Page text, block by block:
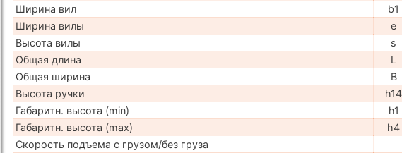
Ширина вил
b1
Ширина вилы
e
Высота вилы
s
Общая длина
L
Общая ширина
B
Высота ручки
h14
Габаритн. высота (min)
h1
Габаритн. высота (max)
h4
Скорость подъема с грузом/без груза